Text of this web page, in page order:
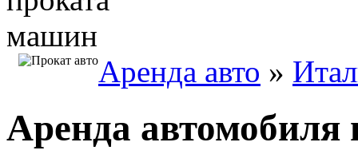
Аренда авто »
Аренда автомобиля